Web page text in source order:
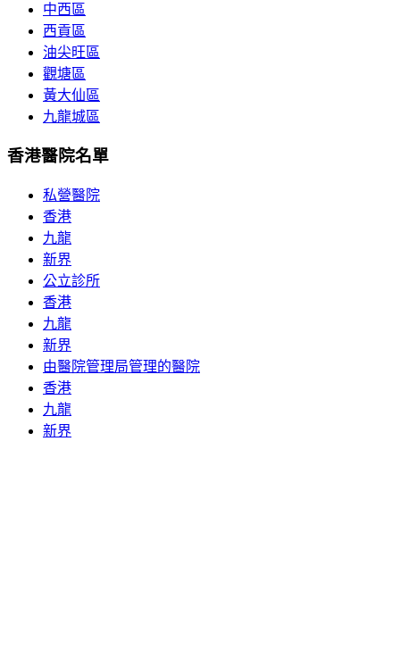
中西區
西貢區
油尖旺區
觀塘區
黃大仙區
九龍城區
香港醫院名單
私營醫院
香港
九龍
新界
公立診所
香港
九龍
新界
由醫院管理局管理的醫院
香港
九龍
新界